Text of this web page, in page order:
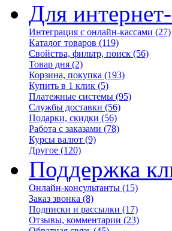
Для
Интеграция с онлайн-кассами (27)
Каталог товаров (119)
Свойства, фильтр, поиск (56)
Товар дня (2)
Корзина, покупка (193)
Купить в 1 клик (5)
Платежные системы (95)
Службы доставки (56)
Подарки, скидки (56)
Работа с заказами (78)
Курсы валют (9)
Другое (120)
Поддержка
Онлайн-консультанты (15)
Заказ звонка (8)
Подписки и рассылки (17)
Отзывы, комментарии (23)